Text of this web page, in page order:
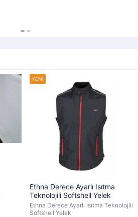
Ethna Derece Ayarlı Isıtma
Teknolojili Softshell Yelek
Ethna Derece Ayarlı Isıtma Teknolojili
Softshell Yelek